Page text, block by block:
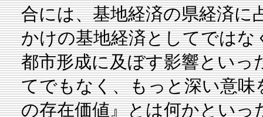
合には、基地経済の県経済
かけの基地経済としてではな
都市形成に及ぼす影響といっ
てでもなく、もっと深い意
の存在価値』とは何かとい